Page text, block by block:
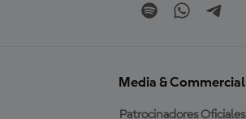
Media & Commercial
Patrocinadores Oficiales